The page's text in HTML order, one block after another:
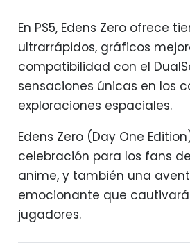
En PS5, Edens Zero ofrece
ultrarrápidos, gráficos
compatibilidad con el
sensaciones únicas en los
exploraciones espaciales.
Edens Zero (Day One
celebración para los fans
anime, y también una
emocionante que
jugadores.